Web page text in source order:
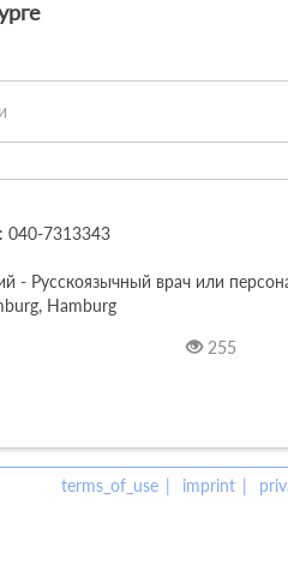
040-7313343
- Русскоязычный врач или
Hamburg
255
terms_of_use imprint